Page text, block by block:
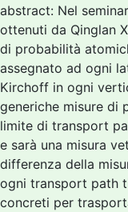
abstract: Nel
ottenuti da Qinglan
di probabilità
assegnato ad ogni
Kirchoff in ogni
generiche misure di
limite di transport
e sarà una misura
differenza della
ogni transport path
concreti per